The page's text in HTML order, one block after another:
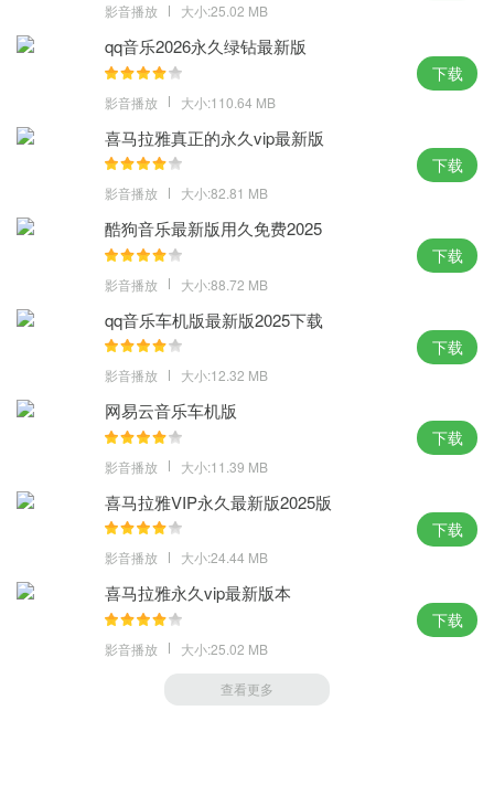
1、便捷的本地音乐管理及播放;
2、把百万歌曲装进口袋，随时随地想听就听;
3、自动拉取精准歌词及高清专辑图片;
4、还拥有个性换肤，超炫语音搜索及精准音频指纹识别等独特功能;
5、流畅的操作，合理的交互设计，更体现酷我以用户体验为中心的
发歌单应有尽有，热歌榜、新歌榜、先锋榜、飙升榜。
小编点评：
不知不觉已经到了听怀旧经典的年纪了，但是就只喜欢在酷我音乐2
016旧版官方免费下载，听着那些我单曲循环的老歌，无损的音乐让
我更加地享受。
影音播放 大小:25.02 MB
qq音乐2026永久绿钻最新版
影音播放 大小:110.64 MB
下载
喜马拉雅真正的永久vip最新版
影音播放 大小:82.81 MB
下载
酷狗音乐最新版用久免费2025
影音播放 大小:88.72 MB
下载
qq音乐车机版最新版2025下载
影音播放 大小:12.32 MB
下载
网易云音乐车机版
影音播放 大小:11.39 MB
下载
喜马拉雅VIP永久最新版2025版
影音播放 大小:24.44 MB
下载
喜马拉雅永久vip最新版本
影音播放 大小:25.02 MB
下载
查看更多